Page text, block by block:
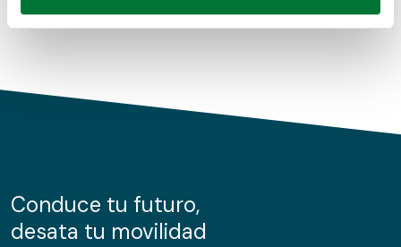
Obtenga más información sobre cómo se procesan sus
de cookies.
información sobre el uso que haga del sitio web con
nuestros partners de redes sociales, publicidad y análisis
Conduce tu futuro,
desata tu movilidad